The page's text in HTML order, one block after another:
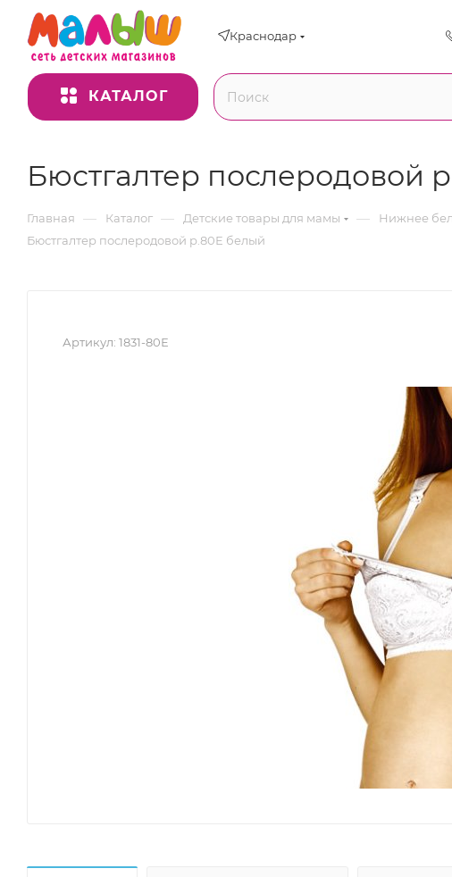
Краснодар
КАТАЛОГ
Бюстгалтер послеродовой
Главная — Каталог — Детские товары для мамы — Нижнее
Бюстгалтер послеродовой р.80Е белый
Артикул: 1831-80Е